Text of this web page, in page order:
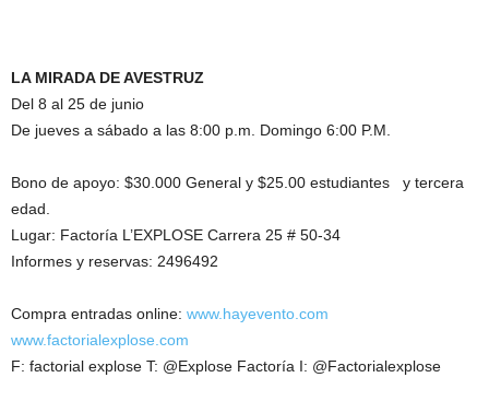
LA MIRADA DE AVESTRUZ
Del 8 al 25 de junio
De jueves a sábado a las 8:00 p.m. Domingo 6:00 P.M.
Bono de apoyo: $30.000 General y $25.00 estudiantes y tercera
edad.
Lugar: Factoría L’EXPLOSE Carrera 25 # 50-34
Informes y reservas: 2496492
Compra entradas online: www.hayevento.com
www.factorialexplose.com
F: factorial explose T: @Explose Factoría I: @Factorialexplose